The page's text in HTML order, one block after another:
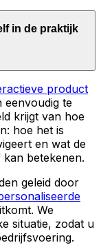
in de praktijk
product
eenvoudig te
krijgt van hoe
hoe het is
en wat de
betekenen.
geleid door
We
situatie, zodat u